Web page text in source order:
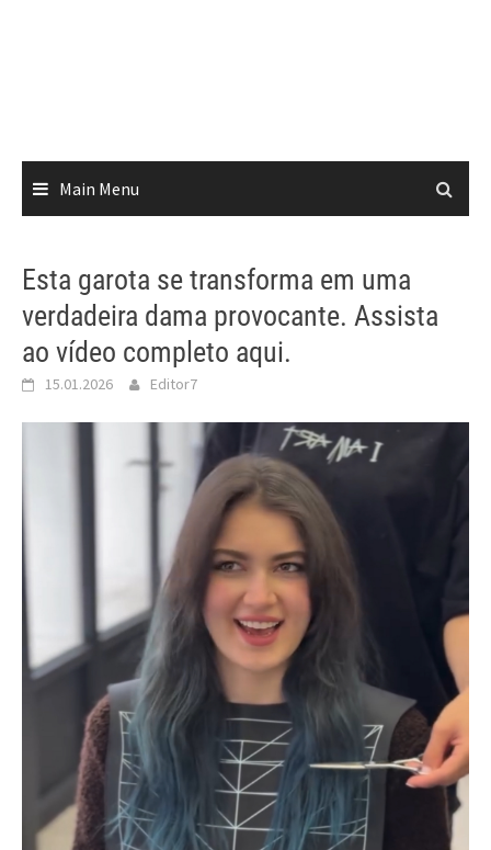
Main Menu
Esta garota se transforma em uma
verdadeira dama provocante. Assista
ao vídeo completo aqui.
15.01.2026 Editor7